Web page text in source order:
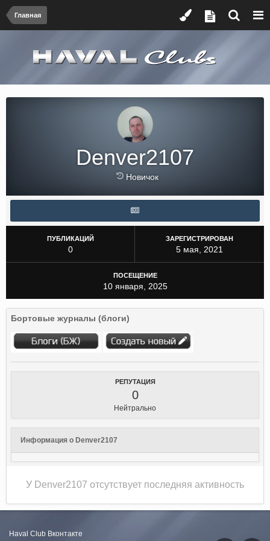
Главная
Denver2107
Новичок
ПУБЛИКАЦИЙ
0
ЗАРЕГИСТРИРОВАН
5 мая, 2021
ПОСЕЩЕНИЕ
10 января, 2025
Бортовые журналы (блоги)
РЕПУТАЦИЯ
0
Нейтрально
Информация о Denver2107
У Denver2107 отсутствует последняя активность
Haval Club Вконтакте